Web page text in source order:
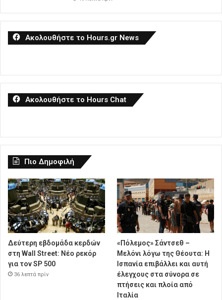
Ακολουθήστε το Hours.gr News
Ακολουθήστε το Hours Chat
Πιο Δημοφιλή
Δεύτερη εβδομάδα κερδών
στη Wall Street: Νέο ρεκόρ
για τον SP 500
36 λεπτά πρίν
«Πόλεμος» Σάντσεθ –
Μελόνι λόγω της Θέουτα: Η
Ισπανία επιβάλλει και αυτή
έλεγχους στα σύνορα σε
πτήσεις και πλοία από
Ιταλία